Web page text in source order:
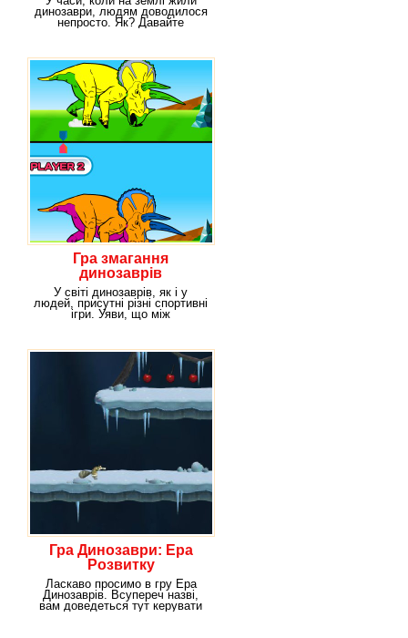
динозаври, людям доводилося
непросто. Як? Давайте
Гра змагання
динозаврів
У світі динозаврів, як і у
людей, присутні різні спортивні
ігри. Уяви, що між
Гра Динозаври: Ера
Розвитку
Ласкаво просимо в гру Ера
Динозаврів. Всупереч назві,
вам доведеться тут керувати